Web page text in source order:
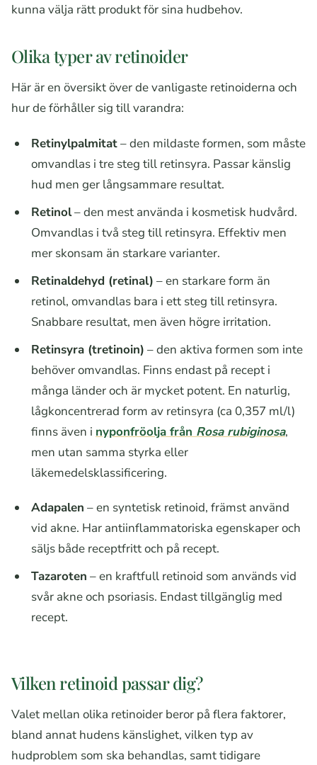
kunna välja rätt produkt för sina hudbehov.
Olika typer av retinoider
Här är en översikt över de vanligaste retinoiderna och
hur de förhåller sig till varandra:
Retinylpalmitat– den mildaste formen, som måste
omvandlas i tre steg till retinsyra. Passar känslig
hud men ger långsammare resultat.
Retinol– den mest använda i kosmetisk hudvård.
Omvandlas i två steg till retinsyra. Effektiv men
mer skonsam än starkare varianter.
Retinaldehyd (retinal) – en starkare form än
retinol, omvandlas bara i ett steg till retinsyra.
Snabbare resultat, men även högre irritation.
Retinsyra (tretinoin) – den aktiva formen som inte
behöver omvandlas. Finns endast på recept i
många länder och är mycket potent. En naturlig,
lågkoncentrerad form av retinsyra (ca 0,357 ml/l)
finns även i nyponfröolja från Rosa rubiginosa,
men utan samma styrka eller
läkemedelsklassificering.
Adapalen – en syntetisk retinoid, främst använd
vid akne. Har antiinflammatoriska egenskaper och
säljs både receptfritt och på recept.
Tazaroten – en kraftfull retinoid som används vid
svår akne och psoriasis. Endast tillgänglig med
recept.
Vilken retinoid passar dig?
Valet mellan olika retinoider beror på flera faktorer,
bland annat hudens känslighet, vilken typ av
hudproblem som ska behandlas, samt tidigare